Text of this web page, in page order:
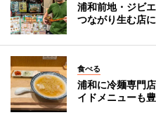
浦和前地・ジビ
つながり生む店に
食べる
浦和に冷麺専門
イドメニューも